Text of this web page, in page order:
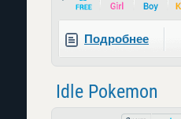
Подробнее
Idle Pokemon